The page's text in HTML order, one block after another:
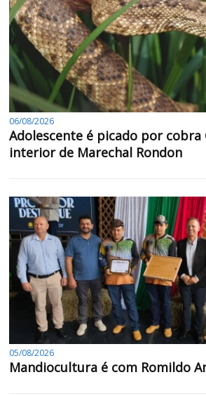
06/08/2026
Adolescente é picado por cobra
interior de Marechal Rondon
05/08/2026
Mandiocultura é com Romildo